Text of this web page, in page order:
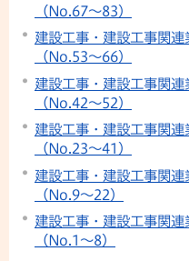
（No.67～83）
建設工事・建設工事関
（No.53～66）
建設工事・建設工事関
（No.42～52）
建設工事・建設工事関
（No.23～41）
建設工事・建設工事関
（No.9～22）
建設工事・建設工事関
（No.1～8）